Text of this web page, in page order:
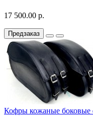
17 500.00 р.
Предзаказ
Кофры кожаные боковые